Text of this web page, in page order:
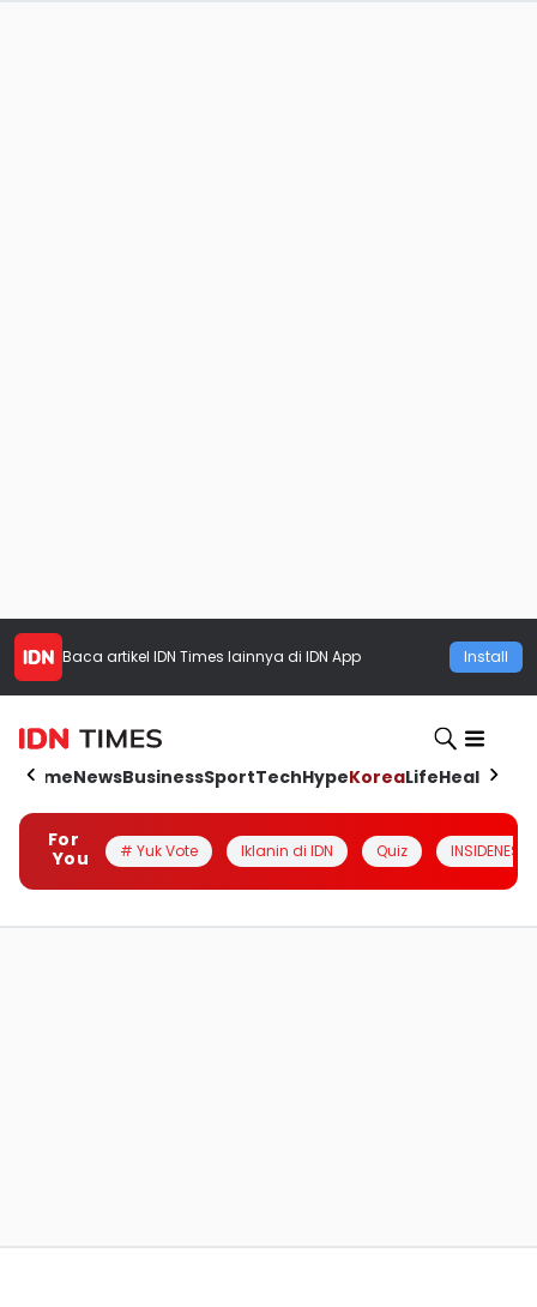
Baca artikel IDN Times lainnya di IDN App Install
HomeNewsBusinessSportTechHypeKoreaLifeHealth
For
You
# Yuk Vote Iklanin di IDN Quiz INSIDENESIA